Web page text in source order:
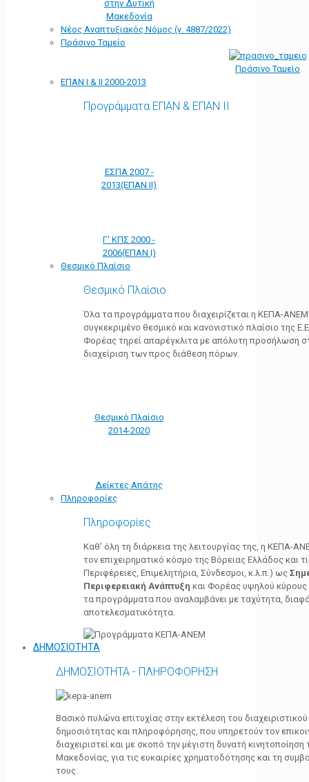
στην Δυτική
Μακεδονία
Νέος Αναπτυξιακός Νόμος (ν. 4887/2022)
Πράσινο Ταμείο
Πράσινο Ταμείο
ΕΠΑΝ Ι & ΙΙ 2000-2013
Προγράμματα ΕΠΑΝ & ΕΠΑΝ ΙΙ
ΕΣΠΑ 2007 -
2013(ΕΠΑΝ ΙΙ)
Γ' ΚΠΣ 2000 -
2006(ΕΠΑΝ Ι)
Θεσμικό Πλαίσιο
Θεσμικό Πλαίσιο
Όλα τα προγράμματα που διαχειρίζεται η ΚΕΠΑ-
συγκεκριμένο θεσμικό και κανονιστικό πλαίσιο της
Φορέας τηρεί απαρέγκλιτα με απόλυτη προσήλωση
διαχείριση των προς διάθεση πόρων.
Θεσμικό Πλαίσιο
2014-2020
Δείκτες Απάτης
Πληροφορίες
Πληροφορίες
Καθ’ όλη τη διάρκεια της λειτουργίας της, η ΚΕΠΑ-
τον επιχειρηματικό κόσμο της Βόρειας Ελλάδος και
Περιφέρειες, Επιμελητήρια, Σύνδεσμοι, κ.λ.π.) ως
Περιφερειακή Ανάπτυξη και Φορέας υψηλού κύρους
τα προγράμματα που αναλαμβάνει με ταχύτητα,
αποτελεσματικότητα.
ΔΗΜΟΣΙΟΤΗΤΑ
ΔΗΜΟΣΙΟΤΗΤΑ - ΠΛΗΡΟΦΟΡΗΣΗ
Βασικό πυλώνα επιτυχίας στην εκτέλεση του
δημοσιότητας και πληροφόρησης, που υπηρετούν τον
διαχειριστεί και με σκοπό την μέγιστη δυνατή
Μακεδονίας, για τις ευκαιρίες χρηματοδότησης και τη
τους.